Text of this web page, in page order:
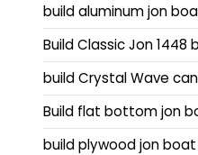
build aluminum jon
Build Classic Jon 1448
build Crystal Wave
Build flat bottom jon
build plywood jon boat